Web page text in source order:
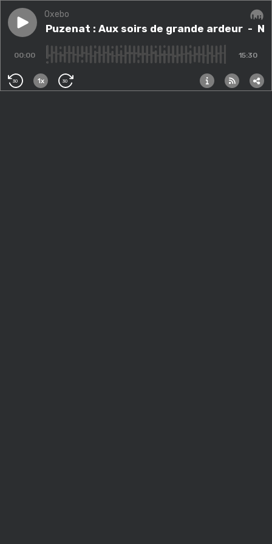
Play episodeNicolas Puzenat : Aux soirs de grande ardeur
Oxebo
Nicolas Puzenat : Aux soirs de grande ardeur -
00:00 15:30
30 1x 30